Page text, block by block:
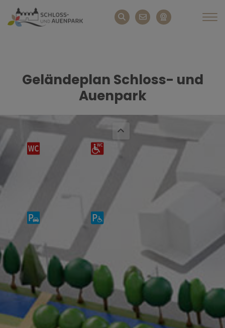
Geländeplan Schloss- und
Auenpark